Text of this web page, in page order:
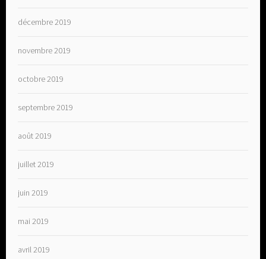
décembre 2019
novembre 2019
octobre 2019
septembre 2019
août 2019
juillet 2019
juin 2019
mai 2019
avril 2019